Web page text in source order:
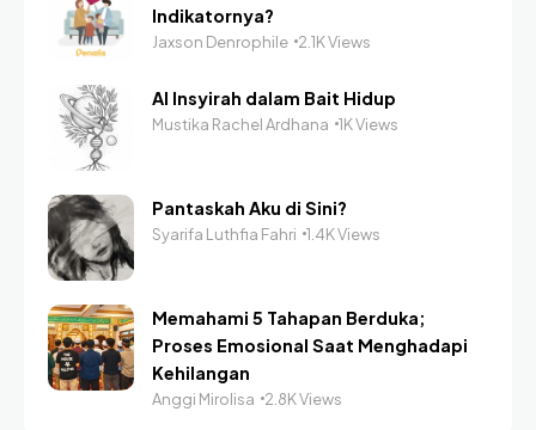
Indikatornya?
Jaxson Denrophile 2.1K Views
Al Insyirah dalam Bait Hidup
Mustika Rachel Ardhana 1K Views
Pantaskah Aku di Sini?
Syarifa Luthfia Fahri 1.4K Views
Memahami 5 Tahapan Berduka;
Proses Emosional Saat Menghadapi
Kehilangan
Anggi Mirolisa 2.8K Views